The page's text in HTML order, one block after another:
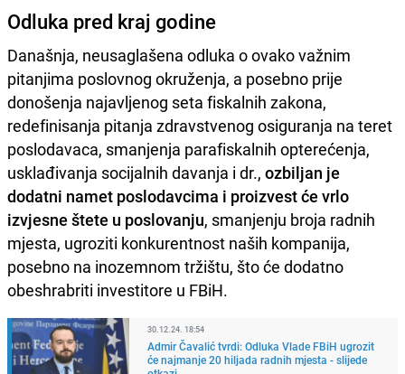
Odluka pred kraj godine
Današnja, neusaglašena odluka o ovako važnim
pitanjima poslovnog okruženja, a posebno prije
donošenja najavljenog seta fiskalnih zakona,
redefinisanja pitanja zdravstvenog osiguranja na teret
poslodavaca, smanjenja parafiskalnih opterećenja,
usklađivanja socijalnih davanja i dr., ozbiljan je
dodatni namet poslodavcima i proizvest će vrlo
izvjesne štete u poslovanju, smanjenju broja radnih
mjesta, ugroziti konkurentnost naših kompanija,
posebno na inozemnom tržištu, što će dodatno
obeshrabriti investitore u FBiH.
30.12.24. 18:54
Admir Čavalić tvrdi: Odluka Vlade FBiH ugrozit
će najmanje 20 hiljada radnih mjesta - slijede